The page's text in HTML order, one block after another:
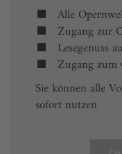
Alle
Zugang zur
Lesegenuss
Zugang
Sie können alle
sofort nutzen